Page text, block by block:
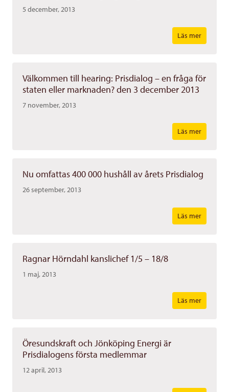
5 december, 2013
Läs mer
Välkommen till hearing: Prisdialog – en fråga för
staten eller marknaden? den 3 december 2013
7 november, 2013
Läs mer
Nu omfattas 400 000 hushåll av årets Prisdialog
26 september, 2013
Läs mer
Ragnar Hörndahl kanslichef 1/5 – 18/8
1 maj, 2013
Läs mer
Öresundskraft och Jönköping Energi är
Prisdialogens första medlemmar
12 april, 2013